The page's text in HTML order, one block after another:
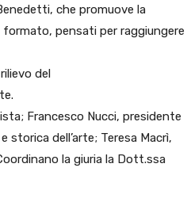
che promuove la
pensati per raggiungere
del
Francesco Nucci, presidente
storica dell’arte; Teresa Macrì,
la giuria la Dott.ssa